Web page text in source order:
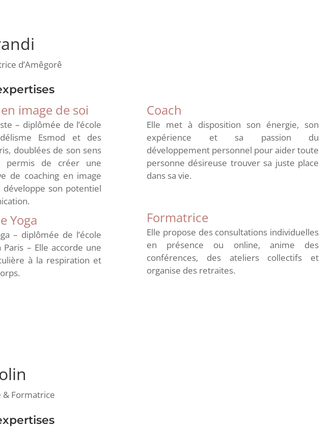
d’Amêgorê
image de soi
– diplômée de l’école
Esmod et des
doublées de son sens
permis de créer une
de coaching en image
développe son potentiel
Yoga
– diplômée de l’école
– Elle accorde une
à la respiration et
Coach
Elle met à disposition son énergie, son
expérience et sa passion du
développement personnel pour aider toute
personne désireuse trouver sa juste place
dans sa vie.
Formatrice
Elle propose des consultations individuelles
en présence ou online, anime des
conférences, des ateliers collectifs et
organise des retraites.
& Formatrice